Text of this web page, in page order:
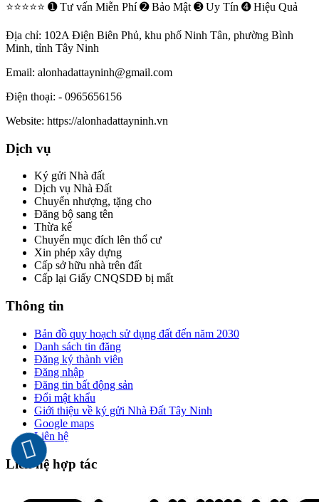
⭐⭐⭐⭐⭐ ➊ Tư vấn Miễn Phí ➋ Bảo Mật ➌ Uy Tín ➍ Hiệu Quả
Địa chỉ: 102A Điện Biên Phủ, khu phố Ninh Tân, phường Bình
Minh, tỉnh Tây Ninh
Email: alonhadattayninh@gmail.com
Điện thoại: - 0965656156
Website: https://alonhadattayninh.vn
Dịch vụ
Ký gửi Nhà đất
Dịch vụ Nhà Đất
Chuyển nhượng, tặng cho
Đăng bộ sang tên
Thừa kế
Chuyển mục đích lên thổ cư
Xin phép xây dựng
Cấp sở hữu nhà trên đất
Cấp lại Giấy CNQSDĐ bị mất
Thông tin
Bản đồ quy hoạch sử dụng đất đến năm 2030
Danh sách tin đăng
Đăng ký thành viên
Đăng nhập
Đăng tin bất động sản
Đổi mật khẩu
Giới thiệu về ký gửi Nhà Đất Tây Ninh
Google maps
Liên hệ
Liên hệ hợp tác